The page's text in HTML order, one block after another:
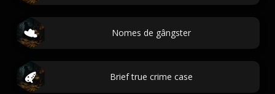
Nomes de gângster
Brief true crime case